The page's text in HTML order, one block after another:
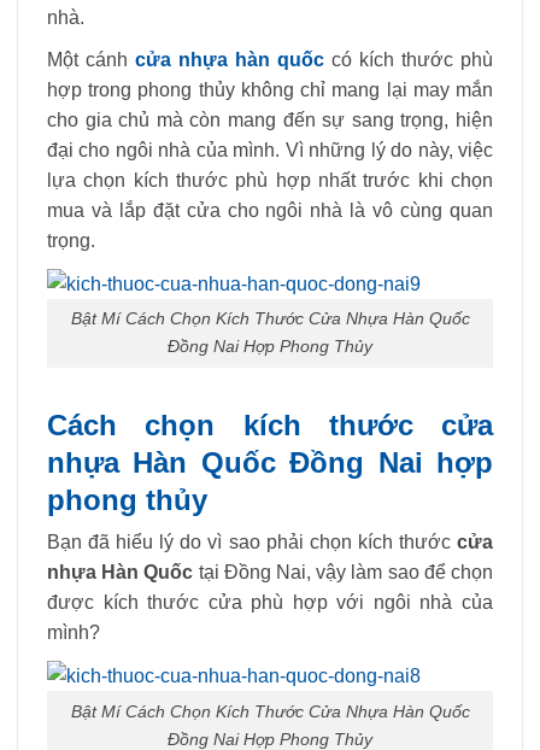
nhà.
Một cánh cửa nhựa hàn quốc có kích thước phù
hợp trong phong thủy không chỉ mang lại may mắn
cho gia chủ mà còn mang đến sự sang trọng, hiện
đại cho ngôi nhà của mình. Vì những lý do này, việc
lựa chọn kích thước phù hợp nhất trước khi chọn
mua và lắp đặt cửa cho ngôi nhà là vô cùng quan
trọng.
Bật Mí Cách Chọn Kích Thước Cửa Nhựa Hàn Quốc
Đồng Nai Hợp Phong Thủy
Cách chọn kích thước cửa
nhựa Hàn Quốc Đồng Nai hợp
phong thủy
Bạn đã hiểu lý do vì sao phải chọn kích thước cửa
nhựa Hàn Quốc tại Đồng Nai, vậy làm sao để chọn
được kích thước cửa phù hợp với ngôi nhà của
mình?
Bật Mí Cách Chọn Kích Thước Cửa Nhựa Hàn Quốc
Đồng Nai Hợp Phong Thủy